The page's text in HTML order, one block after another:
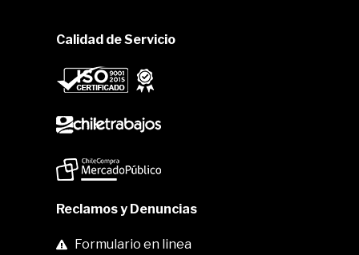
Calidad de Servicio
Reclamos y Denuncias
Formulario en linea